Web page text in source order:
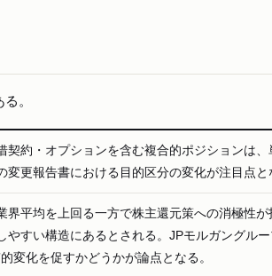
。
契約・オプションを含む複合的ポジションは、
更報告書における目的区分の変化が注目点と
平均を上回る一方で株主還元策への消極性が
やすい構造にあるとされる。JPモルガングル
変化を促すかどうかが論点となる。